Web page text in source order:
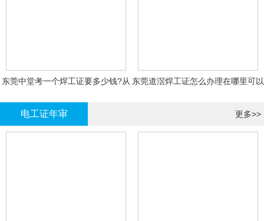
东莞中堂考一个焊工证要多少钱?从 东莞道滘焊工证怎么办理在哪里可以
电工证年审 更多>>